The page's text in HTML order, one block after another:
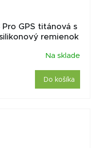
GPS titánová s
remienok
Na sklade
Do košíka